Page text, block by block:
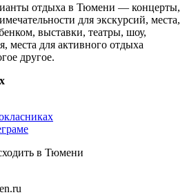
отдыха в Тюмени — концерты,
для экскурсий, места,
выставки, театры, шоу,
места для активного отдыха
другое.
в Тюмени